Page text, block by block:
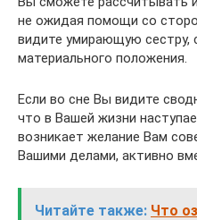
не ожидая помощи со
видите умирающую сестру,
материального положения.
Если во сне Вы видите
что в Вашей жизни
возникает желание Вам
Вашими делами, активно
Читайте также: Что